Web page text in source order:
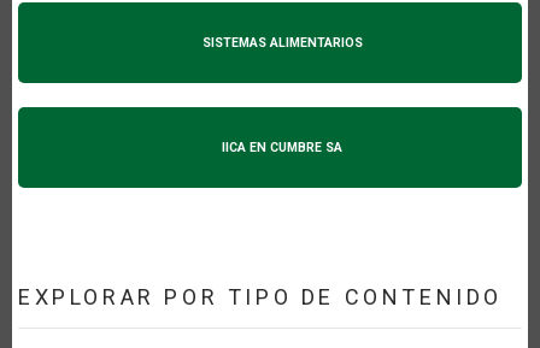
SISTEMAS ALIMENTARIOS
IICA EN CUMBRE SA
EXPLORAR POR TIPO DE CONTENIDO